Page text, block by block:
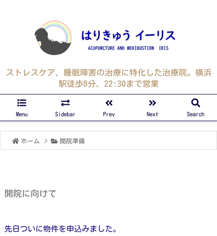
ストレスケア、睡眠障害の治療に特化した治療院。横浜
駅徒歩8分、22:30まで営業
Menu Sidebar Prev Next Search
ホーム > 開院準備
開院に向けて
先日ついに物件を申込みました。